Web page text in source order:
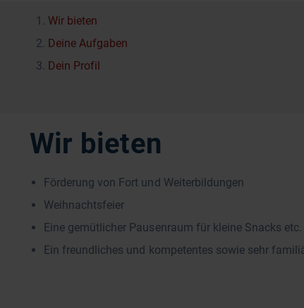
Wir bieten
Deine Aufgaben
Dein Profil
Wir bieten
Förderung von Fort und Weiterbildungen
Weihnachtsfeier
Eine gemütlicher Pausenraum für kleine Snacks etc.
Ein freundliches und kompetentes sowie sehr